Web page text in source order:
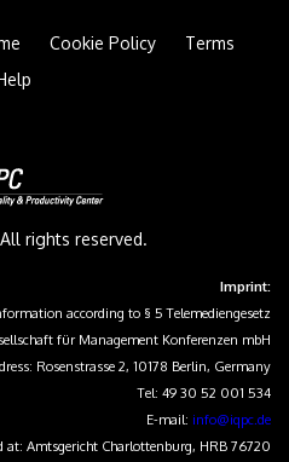
Cookie Policy
Terms
rights reserved.
Imprint:
according to § 5 Telemediengesetz
für Management Konferenzen mbH
Rosenstrasse 2, 10178 Berlin, Germany
Tel: 49 30 52 001 534
E-mail: info@iqpc.de
at: Amtsgericht Charlottenburg, HRB 76720